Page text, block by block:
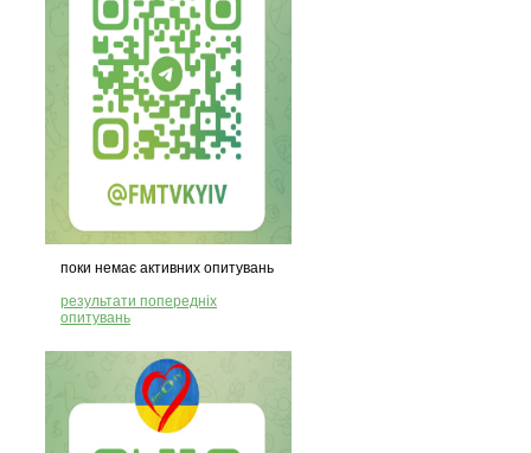
поки немає активних опитувань
результати попередніх
опитувань